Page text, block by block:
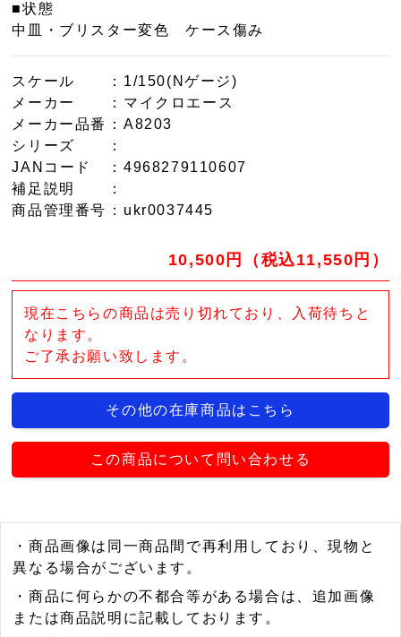
■状態
中皿・ブリスター変色 ケース傷み
スケール
：1/150(Nゲージ)
メーカー
：マイクロエース
メーカー品番
：A8203
シリーズ
：
JANコード
：4968279110607
補足説明
：
商品管理番号 ：ukr0037445
10,500円（税込11,550円）
現在こちらの商品は売り切れており、入荷待ちと
なります。
ご了承お願い致します。
その他の在庫商品はこちら
この商品について問い合わせる
・商品画像は同一商品間で再利用しており、現物と
異なる場合がございます。
・商品に何らかの不都合等がある場合は、追加画像
または商品説明に記載しております。